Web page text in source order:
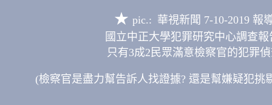
★ pic.: 華視新聞 7-10-2019 報
國立中正大學犯罪研究中心調查報
只有3成2民眾滿意檢察官的犯罪
(檢察官是盡力幫告訴人找證據? 還是幫嫌疑犯挑